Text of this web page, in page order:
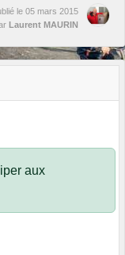
le 05 mars 2015
Laurent MAURIN
aux